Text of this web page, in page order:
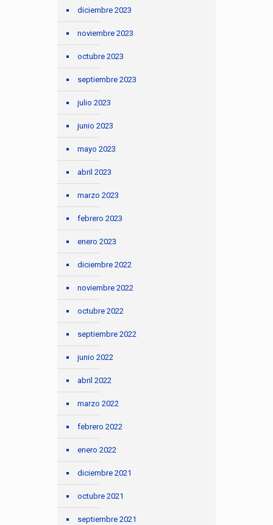
diciembre 2023
noviembre 2023
octubre 2023
septiembre 2023
julio 2023
junio 2023
mayo 2023
abril 2023
marzo 2023
febrero 2023
enero 2023
diciembre 2022
noviembre 2022
octubre 2022
septiembre 2022
junio 2022
abril 2022
marzo 2022
febrero 2022
enero 2022
diciembre 2021
octubre 2021
septiembre 2021